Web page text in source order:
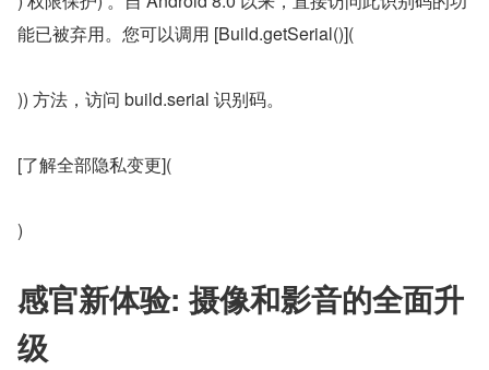
能已被弃用。您可以调用 [Build.getSerial()](
)) 方法，访问 build.serial 识别码。
[了解全部隐私变更](
)
感官新体验: 摄像和影音的全面升
级